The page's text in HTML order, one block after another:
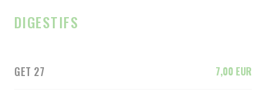
DIGESTIFS
GET 27 7,00 EUR